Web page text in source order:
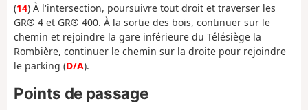
(14) À l'intersection, poursuivre tout droit et traverser les
GR® 4 et GR® 400. À la sortie des bois, continuer sur le
chemin et rejoindre la gare inférieure du Télésiège la
Rombière, continuer le chemin sur la droite pour rejoindre
le parking (D/A).
Points de passage